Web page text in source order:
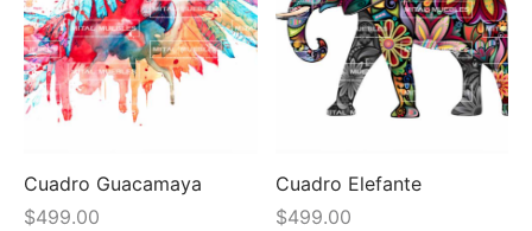
Cuadro Guacamaya
$499.00
Cuadro Elefante
$499.00